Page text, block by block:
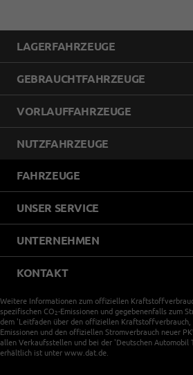
LAGERFAHRZEUGE
GEBRAUCHTFAHRZEUGE
VORLAUFFAHRZEUGE
NUTZFAHRZEUGE
FAHRZEUGE
UNSER SERVICE
UNTERNEHMEN
KONTAKT
Weitere Informationen zum offiziellen
spezifischen CO 2-Emissionen und gegebenenfalls zum
dem 'Leitfaden über den offiziellen Kraftstoffverbrauch,
Emissionen und den offiziellen Stromverbrauch neuer
allen Verkaufsstellen und bei der 'Deutschen Automobil
erhältlich ist unter www.dat.de.